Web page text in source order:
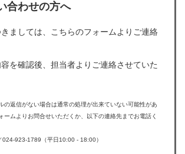
合わせの方へ
ましては、こちらのフォームよりご連絡
を確認後、担当者よりご連絡させていた
の返信がない場合は通常の処理が出来ていない可能性があ
ームよりお問合せいただくか、以下の連絡先までお電話く
024-923-1789（平日10:00 ‐ 18:00）